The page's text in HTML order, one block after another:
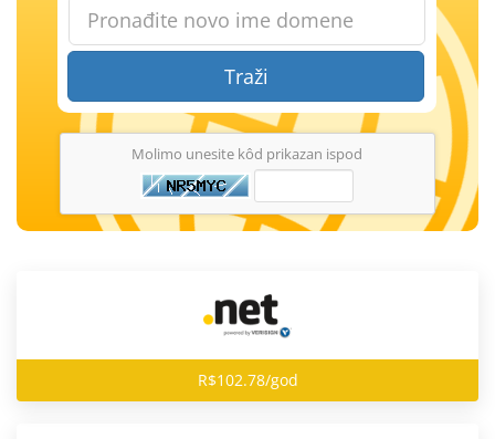
Traži
Molimo unesite kôd prikazan ispod
R$102.78/god